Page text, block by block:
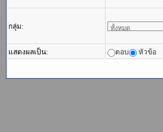
กลุ่ม:
แสดงผลเป็น: ตอบ หัวข้อ